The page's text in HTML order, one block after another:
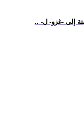
إلى -غزو- ل